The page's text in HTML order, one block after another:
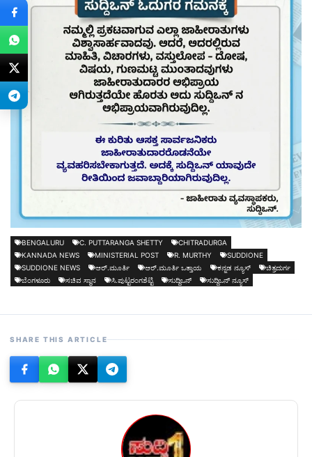
BENGALURU C. PUTTARANGA SHETTY
CHITRADURGA
KANNADA NEWS
MINISTERIAL POST R. MURTHY
SUDDIONE
SUDDIONE NEWS
ಆರ್.ಮೂರ್ತಿ ಆರ್.ಮೂರ್ತಿ ಒತ್ತಾಯ ಕನ್ನಡ ನ್ಯೂಸ್
ಚಿತ್ರದುರ್ಗ
ಬೆಂಗಳೂರು
ಸಚಿವ ಸ್ಥಾನ ಸಿ.ಪುಟ್ಟರಂಗಶೆಟ್ಟಿ ಸುದ್ದಿಒನ್ ಸುದ್ದಿಒನ್ ನ್ಯೂಸ್
SHARE THIS ARTICLE